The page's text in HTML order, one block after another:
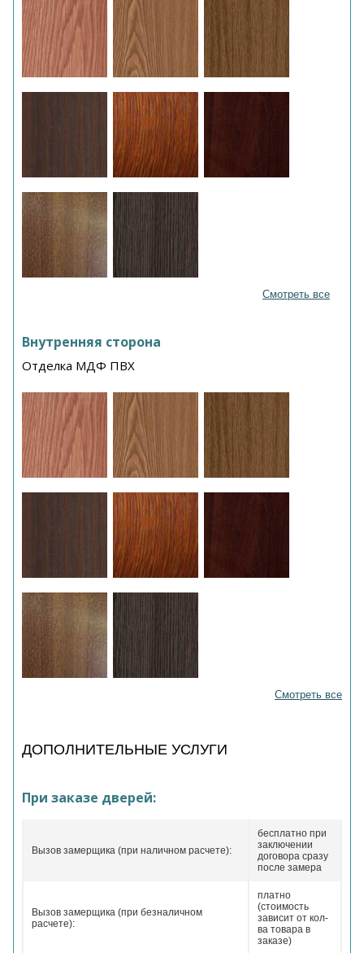
Смотреть все
Внутренняя сторона
Отделка МДФ ПВХ
Смотреть все
ДОПОЛНИТЕЛЬНЫЕ УСЛУГИ
При заказе дверей:
Вызов замерщика (при наличном расчете):
бесплатно при
заключении
договора сразу
после замера
Вызов замерщика (при безналичном
расчете):
платно
(стоимость
зависит от кол-
ва товара в
заказе)